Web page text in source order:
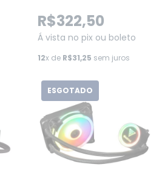
BLACK (AURAGL240V2)
R$322,50
Á vista no pix ou boleto
12x de R$31,25 sem juros
ESGOTADO